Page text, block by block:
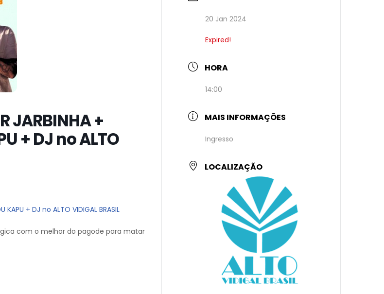
JARBINHA +
+ DJ no ALTO
KAPU + DJ no ALTO VIDIGAL BRASIL
com o melhor do pagode para matar
20 Jan 2024
Expired!
HORA
14:00
MAIS INFORMAÇÕES
Ingresso
LOCALIZAÇÃO